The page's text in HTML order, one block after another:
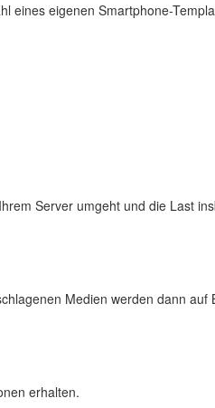
eines eigenen Smartphone-
Server umgeht und die Last
Medien werden dann auf
erhalten.